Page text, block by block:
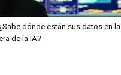
¿Sabe dónde están sus datos en la
de la IA?